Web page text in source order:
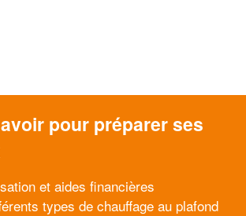
pour préparer ses
et aides financières
types de chauffage au plafond